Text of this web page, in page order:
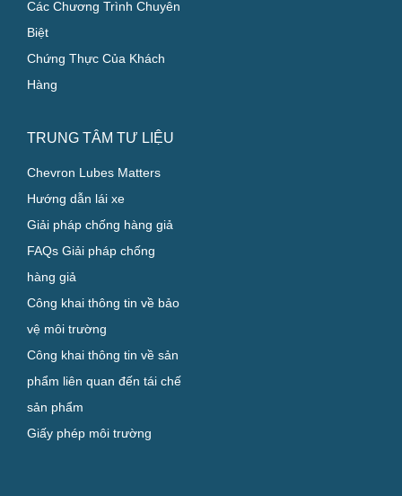
Các Chương Trình Chuyên
Biệt
Chứng Thực Của Khách
Hàng
TRUNG TÂM TƯ LIỆU
Chevron Lubes Matters
Hướng dẫn lái xe
Giải pháp chống hàng giả
FAQs Giải pháp chống
hàng giả
Công khai thông tin về bảo
vệ môi trường
Công khai thông tin về sản
phẩm liên quan đến tái chế
sản phẩm
Giấy phép môi trường